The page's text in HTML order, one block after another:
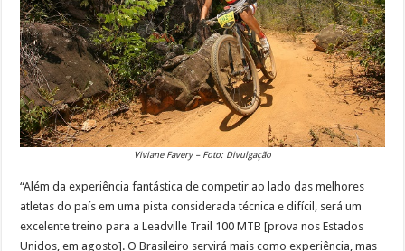
Viviane Favery – Foto: Divulgação
“Além da experiência fantástica de competir ao lado das melhores
atletas do país em uma pista considerada técnica e difícil, será um
excelente treino para a Leadville Trail 100 MTB [prova nos Estados
Unidos, em agosto]. O Brasileiro servirá mais como experiência, mas